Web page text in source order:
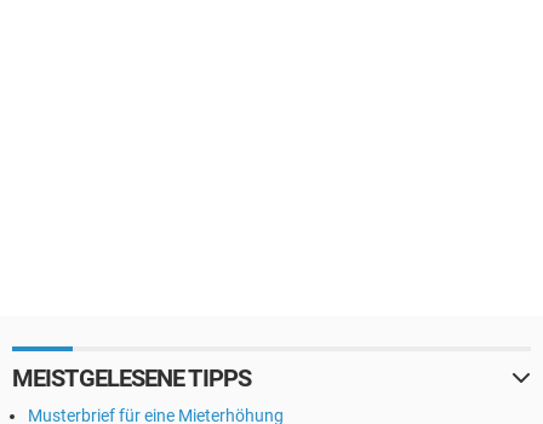
MEISTGELESENE TIPPS
Musterbrief für eine Mieterhöhung